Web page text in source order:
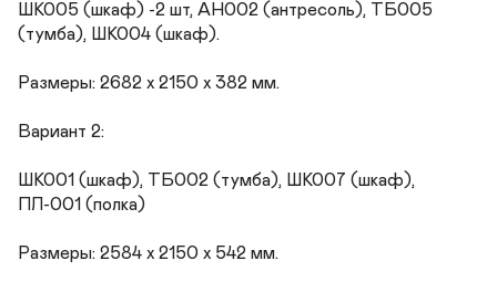
ШК005 (шкаф) -2 шт, АН002 (антресоль), ТБ005
(тумба), ШК004 (шкаф).
Размеры: 2682 х 2150 х 382 мм.
Вариант 2:
ШК001 (шкаф), ТБ002 (тумба), ШК007 (шкаф),
ПЛ-001 (полка)
Размеры: 2584 х 2150 х 542 мм.